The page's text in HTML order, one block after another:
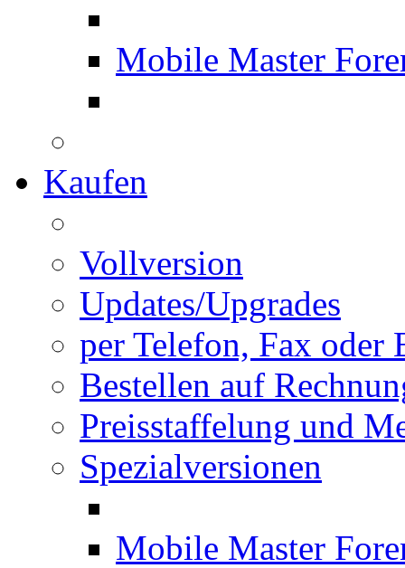
Mobile Master
Kaufen
Vollversion
Updates/Upgrades
per Telefon, Fax oder
Bestellen auf
Preisstaffelung und
Spezialversionen
Mobile Master